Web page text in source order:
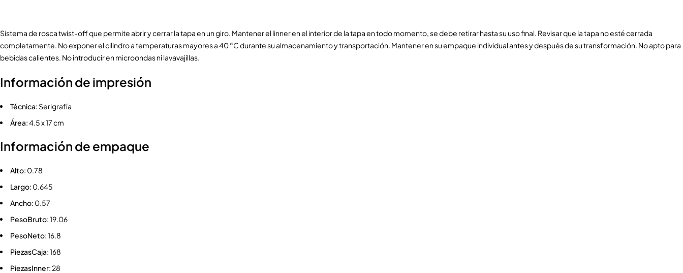
Sistema de rosca twist-off que permite abrir y cerrar la tapa en un giro. Mantener el linner en el interior de la tapa en todo momento, se debe retirar hasta su uso final. Revisar que la tapa no esté cerrada
completamente. No exponer el cilindro a temperaturas mayores a 40 °C durante su almacenamiento y transportación. Mantener en su empaque individual antes y después de su transformación. No apto para
bebidas calientes. No introducir en microondas ni lavavajillas.
Información de impresión
Técnica: Serigrafía
Área:4.5 x 17 cm
Información de empaque
Alto: 0.78
Largo: 0.645
Ancho: 0.57
PesoBruto:19.06
PesoNeto:16.8
PiezasCaja:168
PiezasInner: 28